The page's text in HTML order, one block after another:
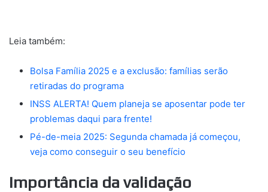
Leia também:
Bolsa Família 2025 e a exclusão: famílias serão
retiradas do programa
INSS ALERTA! Quem planeja se aposentar pode ter
problemas daqui para frente!
Pé-de-meia 2025: Segunda chamada já começou,
veja como conseguir o seu benefício
Importância da validação